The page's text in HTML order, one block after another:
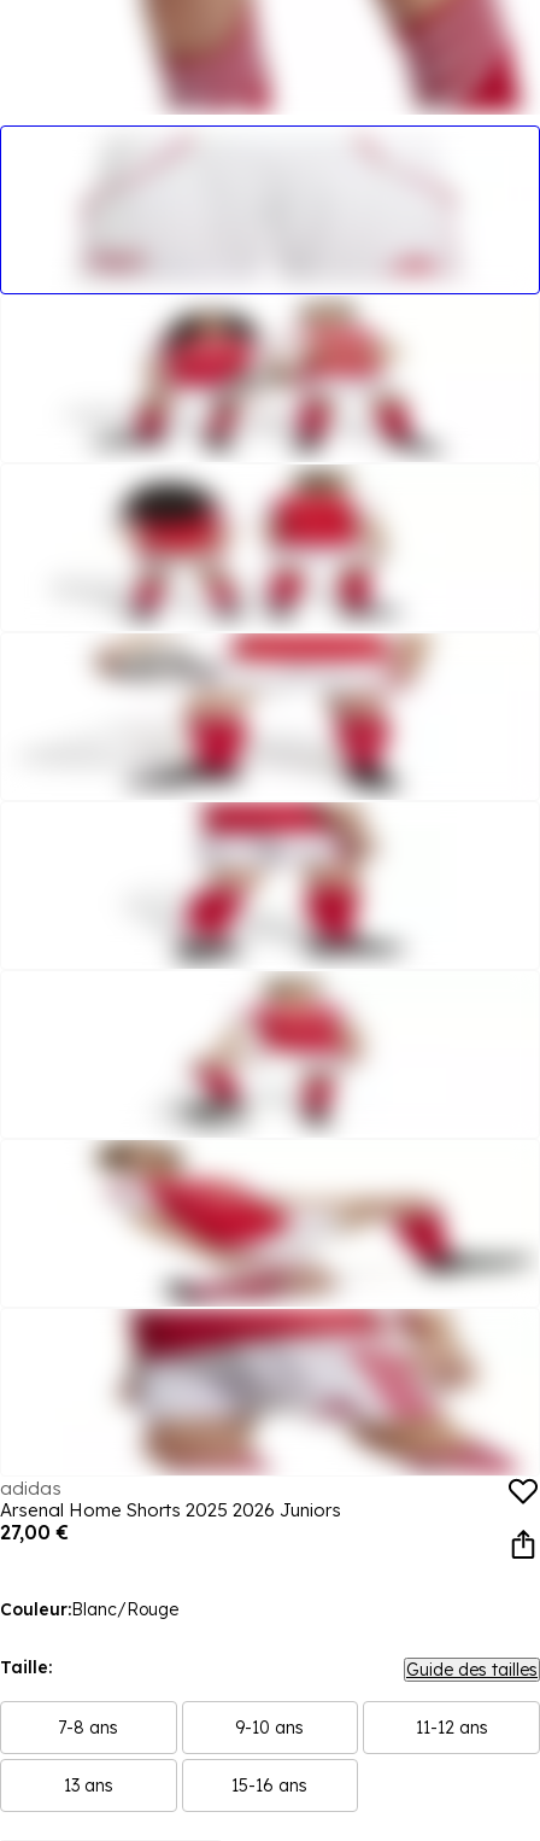
adidas
Arsenal Home Shorts 2025 2026 Juniors
27,00 €
Couleur:Blanc/Rouge
Taille: Guide des tailles
7-8 ans 9-10 ans 11-12 ans
13 ans 15-16 ans